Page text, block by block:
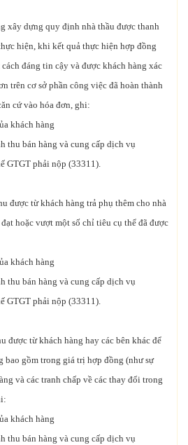
dựng quy định nhà thầu được thanh
hiện, khi kết quả thực hiện hợp đồng
đáng tin cậy và được khách hàng xác
trên cơ sở phần công việc đã hoàn thành
cứ vào hóa đơn, ghi:
khách hàng
hàng và cung cấp dịch vụ
phải nộp (33311).
từ khách hàng trả phụ thêm cho nhà
hoặc vượt một số chỉ tiêu cụ thể đã được
khách hàng
hàng và cung cấp dịch vụ
phải nộp (33311).
từ khách hàng hay các bên khác để
bao gồm trong giá trị hợp đồng (như sự
và các tranh chấp về các thay đổi trong
khách hàng
hàng và cung cấp dịch vụ